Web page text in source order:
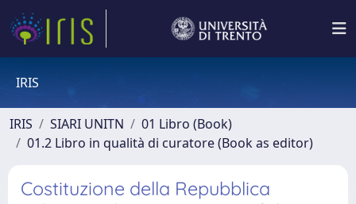
IRIS
IRIS SIARI UNITN
01 Libro (Book)
01.2 Libro in qualità di curatore (Book as editor)
Costituzione della Repubblica